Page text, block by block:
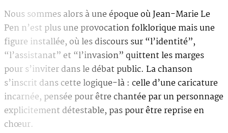
Nous sommes alors à une époque où Jean-Marie Le
Pen n’est plus une provocation folklorique mais une
figure installée, où les discours sur “l’identité”,
“l’assistanat” et “l’invasion” quittent les marges
pour s’inviter dans le débat public. La chanson
s’inscrit dans cette logique-là : celle d’une caricature
incarnée, pensée pour être chantée par un personnage
explicitement détestable, pas pour être reprise en
chœur.